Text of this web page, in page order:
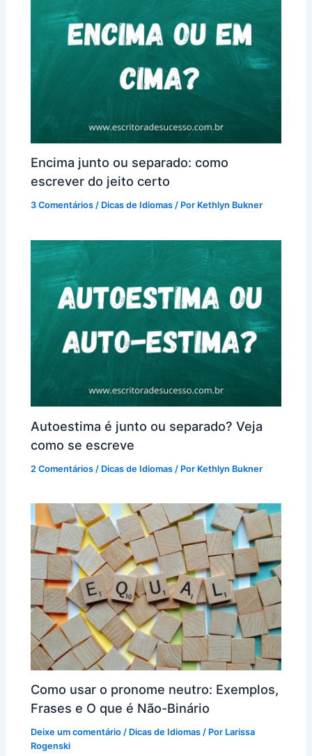
Encima junto ou separado: como
escrever do jeito certo
3 Comentários / Dicas de Idiomas / Por Kethlyn Bukner
Autoestima é junto ou separado? Veja
como se escreve
2 Comentários / Dicas de Idiomas / Por Kethlyn Bukner
Como usar o pronome neutro: Exemplos,
Frases e O que é Não-Binário
Deixe um comentário / Dicas de Idiomas / Por Larissa
Rogenski